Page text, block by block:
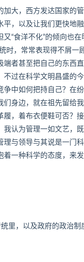
大，西方发达国家的
，以及让我们更快地
“食洋不化”的倾向也
时，常常表现得不屑一
者甚至把自己的东西直
过在科学文明昌盛的
中如何把持自己？在
身边，就在祖先留给
，着布衣便鞋可否？
认为管理一如文艺，
与领导与其说是一门
一种科学的态度，来
里，以及政府的政治制